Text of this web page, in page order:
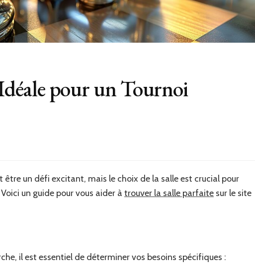
pour un Tournoi
être un défi excitant, mais le choix de la salle est crucial pour
un guide pour vous aider à trouver la salle parfaite sur le site
il est essentiel de déterminer vos besoins spécifiques :